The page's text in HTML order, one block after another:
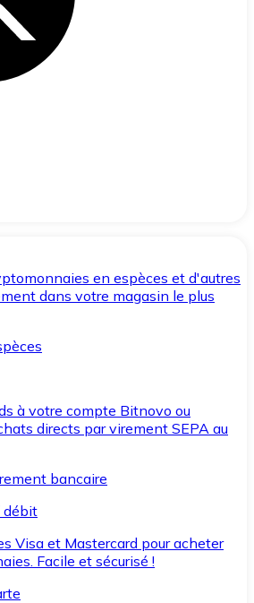
en espèces et d'autres
dans votre magasin le plus
à votre compte Bitnovo ou
directs par virement SEPA au
bancaire
débit
Visa et Mastercard pour acheter
Facile et sécurisé !